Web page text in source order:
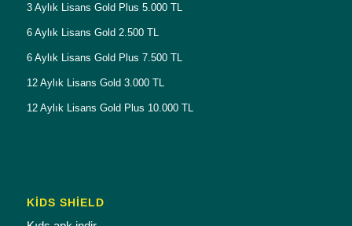
3 Aylık Lisans Gold Plus 5.000 TL
6 Aylık Lisans Gold 2.500 TL
6 Aylık Lisans Gold Plus 7.500 TL
12 Aylık Lisans Gold 3.000 TL
12 Aylık Lisans Gold Plus 10.000 TL
KİDS SHİELD